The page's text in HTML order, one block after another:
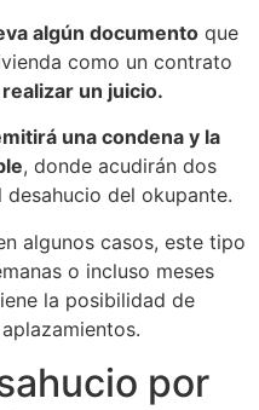
algún documento que
como un contrato
un juicio.
una condena y la
, donde acudirán dos
del okupante.
algunos casos, este tipo
o incluso meses
la posibilidad de
por